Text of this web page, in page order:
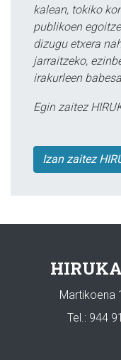
kalean, tokiko
publikoen
dizugu etxera
jarraitzeko,
irakurleen
Egin zaitez
Izan zaitez
Martikoena
Tel.: 944